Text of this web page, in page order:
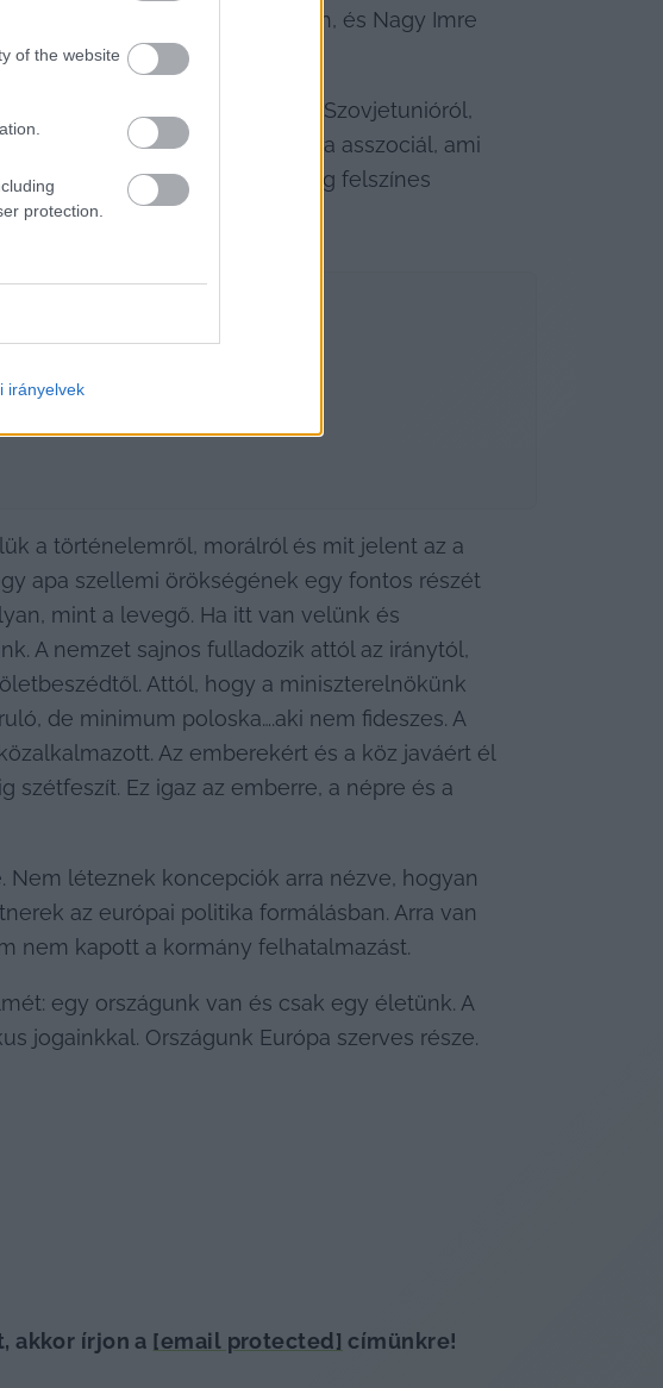
of the website
protection.
irányelvek
de hol van Rákóczi, Kossuth, és Nagy Imre
a népek vezetőjéről a Szovjetunióról,
mindenki egy olyan állapotra asszociál, ami
békeharc után sajnos elég felszínes
a történelemről, morálról és mit jelent az a
apa szellemi örökségének egy fontos részét
mint a levegő. Ha itt van velünk és
A nemzet sajnos fulladozik attól az iránytól,
Attól, hogy a miniszterelnökünk
de minimum poloska….aki nem fideszes. A
Az emberekért és a köz javáért él
szétfeszít. Ez igaz az emberre, a népre és a
léteznek koncepciók arra nézve, hogyan
az európai politika formálásban. Arra van
nem kapott a kormány felhatalmazást.
egy országunk van és csak egy életünk. A
jogainkkal. Országunk Európa szerves része.
akkor írjon a [email protected] címünkre!